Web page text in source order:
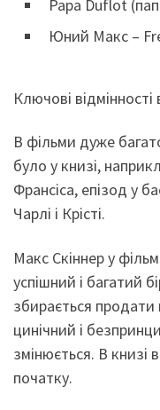
Papa Duflot
Юний Макс –
Ключові відмінності
В фільми дуже
було у книзі,
Франсіса, епізод у
Чарлі і Крісті.
Макс Скіннер у
успішний і багатий
збирається продати
цинічний і
змінюється. В книзі
початку.